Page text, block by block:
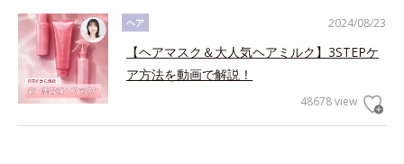
2024/08/23
ヘア
【ヘアマスク＆大人気ヘアミルク】3STEPケ
ア方法を動画で解説！
48678 view